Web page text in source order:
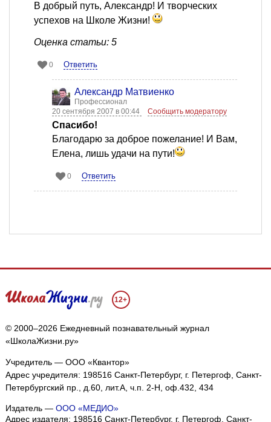
В добрый путь, Александр! И творческих
успехов на Школе Жизни!
Оценка статьи: 5
0 Ответить
Александр Матвиенко
Профессионал
20 сентября 2007 в 00:44
Сообщить модератору
Спасибо!
Благодарю за доброе пожелание! И Вам,
Елена, лишь удачи на пути!
0 Ответить
12+
© 2000–2026 Ежедневный познавательный журнал
«ШколаЖизни.ру»
Учредитель — ООО «Квантор»
Адрес учредителя: 198516 Санкт-Петербург, г. Петергоф, Санкт-
Петербургский пр., д.60, лит.А, ч.п. 2-Н, оф.432, 434
Издатель — ООО «МЕДИО»
Адрес издателя: 198516 Санкт-Петербург, г. Петергоф, Санкт-
Мы собираем файлы cookie и применяемЯндекс.Метрику
Подробнее